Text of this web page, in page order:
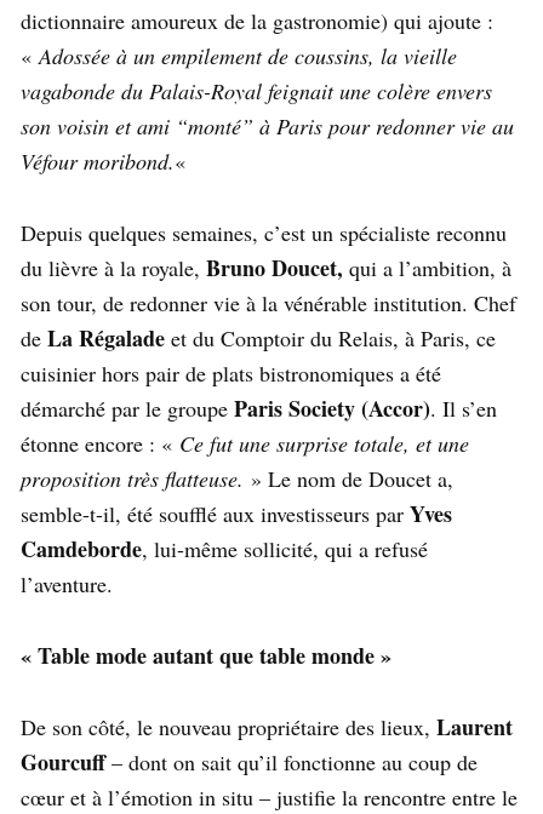
dictionnaire amoureux de la gastronomie) qui ajoute :
«Adossée à un empilement de coussins, la vieille
vagabonde du Palais-Royal feignait une colère envers
son voisin et ami “monté” à Paris pour redonner vie au
Véfour moribond.«
Depuis quelques semaines, c’est un spécialiste reconnu
du lièvre à la royale, Bruno Doucet, qui a l’ambition, à
son tour, de redonner vie à la vénérable institution. Chef
de La Régalade et du Comptoir du Relais, à Paris, ce
cuisinier hors pair de plats bistronomiques a été
démarché par le groupe Paris Society (Accor). Il s’en
étonne encore : « Ce fut une surprise totale, et une
proposition très flatteuse. » Le nom de Doucet a,
semble-t-il, été soufflé aux investisseurs par Yves
Camdeborde, lui-même sollicité, qui a refusé
l’aventure.
« Table mode autant que table monde »
De son côté, le nouveau propriétaire des lieux, Laurent
Gourcuff– dont on sait qu’il fonctionne au coup de
cœur et à l’émotion in situ – justifie la rencontre entre le